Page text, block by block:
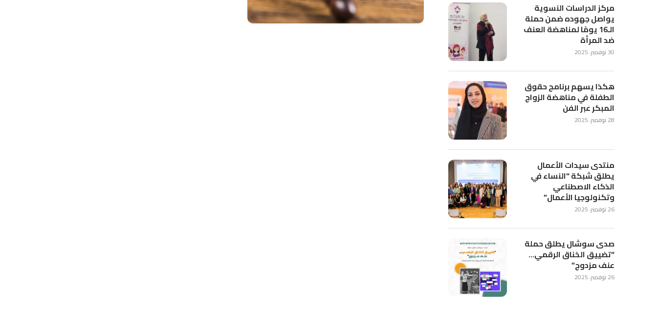
مركز الدراسات النسوية
يواصل جهوده ضمن حملة
الـ16 يومًا لمناهضة العنف
ضد المرأة
30 نوفمبر، 2025
هكذا يسهم برنامج حقوق
الطفلة في مناهضة الزواج
المبكر عبر الفن
28 نوفمبر، 2025
منتدى سيدات الأعمال
يطلق شبكة “النساء في
الذكاء الاصطناعي
وتكنولوجيا الأعمال”
26 نوفمبر، 2025
صدى سوشال يطلق حملة
“تضييق الخناق الرقمي…
عنف مزدوج”
26 نوفمبر، 2025